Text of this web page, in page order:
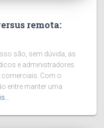
remota:
são, sem dúvida, as
e administradores
Com o
entre manter uma